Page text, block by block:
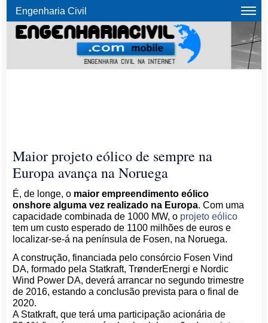
Engenharia Civil
Maior projeto eólico de sempre na
Europa avança na Noruega
É, de longe, o maior empreendimento eólico
onshore alguma vez realizado na Europa. Com uma
capacidade combinada de 1000 MW, o projeto eólico
tem um custo esperado de 1100 milhões de euros e
localizar-se-á na península de Fosen, na Noruega.
A construção, financiada pelo consórcio Fosen Vind
DA, formado pela Statkraft, TrønderEnergi e Nordic
Wind Power DA, deverá arrancar no segundo trimestre
de 2016, estando a conclusão prevista para o final de
2020.
A Statkraft, que terá uma participação acionária de